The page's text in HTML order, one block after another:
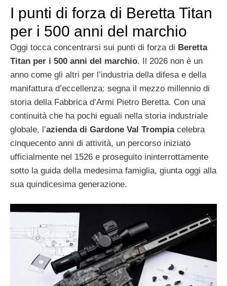
I punti di forza di Beretta Titan
per i 500 anni del marchio
Oggi tocca concentrarsi sui punti di forza di Beretta
Titan per i 500 anni del marchio. Il 2026 non è un
anno come gli altri per l’industria della difesa e della
manifattura d’eccellenza: segna il mezzo millennio di
storia della Fabbrica d’Armi Pietro Beretta. Con una
continuità che ha pochi eguali nella storia industriale
globale, l’azienda di Gardone Val Trompiacelebra
cinquecento anni di attività, un percorso iniziato
ufficialmente nel 1526 e proseguito ininterrottamente
sotto la guida della medesima famiglia, giunta oggi alla
sua quindicesima generazione.